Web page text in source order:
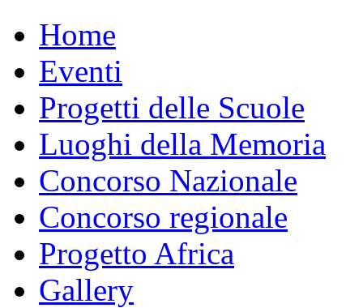
Home
Eventi
Progetti delle Scuole
Luoghi della Memoria
Concorso Nazionale
Concorso regionale
Progetto Africa
Gallery